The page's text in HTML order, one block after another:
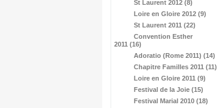
St Laurent 2012 (8)
Loire en Gloire 2012 (9)
St Laurent 2011 (22)
Convention Esther
2011 (16)
Adoratio (Rome 2011) (14)
Chapitre Familles 2011 (11)
Loire en Gloire 2011 (9)
Festival de la Joie (15)
Festival Marial 2010 (18)